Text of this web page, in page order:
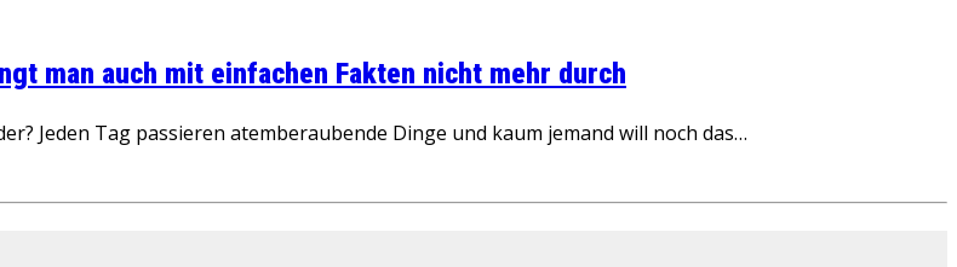
man auch mit einfachen Fakten nicht mehr durch
Jeden Tag passieren atemberaubende Dinge und kaum jemand will noch das…